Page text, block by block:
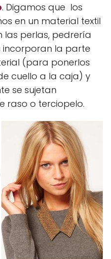
. Digamos que los
en un material textil
las perlas, pedrería
incorporan la parte
(para ponerlos
cuello a la caja) y
se sujetan
raso o terciopelo.